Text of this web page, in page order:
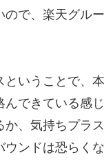
で、楽天グル
いうことで、
できている感じ
、気持ちプラ
ウンドは恐らく